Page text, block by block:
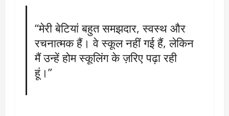
“मेरी बेटियां बहुत समझदार, स्वस्थ और
रचनात्मक हैं। वे स्कूल नहीं गई हैं, लेकिन
मैं उन्हें होम स्कूलिंग के ज़रिए पढ़ा रही
हूं।”